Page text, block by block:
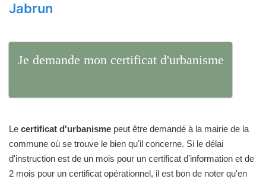
Jabrun
Je demande mon certificat d'urbanisme
Le certificat d'urbanisme peut être demandé à la mairie de la
commune où se trouve le bien qu'il concerne. Si le délai
d'instruction est de un mois pour un certificat d'information et de
2 mois pour un certificat opérationnel, il est bon de noter qu'en